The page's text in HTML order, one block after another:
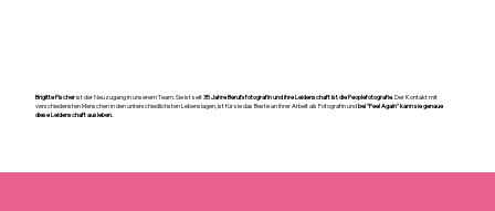
Brigitte Fischerist der Neuzugang in unserem Team. Sie ist seit35 Jahre Berufsfotografinund ihre Leidenschaft ist die Peoplefotografie . Der Kontakt mit
verschiedensten Menschen in den unterschiedlichsten Lebenslagen, ist für sie das Beste an ihrer Arbeit als Fotografin undbei "Feel Again" kann sie genaue
diese Leidenschaft ausleben.